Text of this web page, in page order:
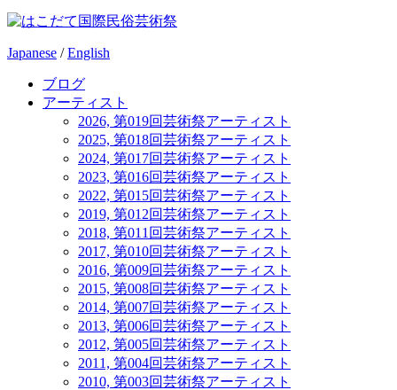
Japanese /English
ブログ
アーティスト
2026, 第019回芸術祭アーティスト
2025, 第018回芸術祭アーティスト
2024, 第017回芸術祭アーティスト
2023, 第016回芸術祭アーティスト
2022, 第015回芸術祭アーティスト
2019, 第012回芸術祭アーティスト
2018, 第011回芸術祭アーティスト
2017, 第010回芸術祭アーティスト
2016, 第009回芸術祭アーティスト
2015, 第008回芸術祭アーティスト
2014, 第007回芸術祭アーティスト
2013, 第006回芸術祭アーティスト
2012, 第005回芸術祭アーティスト
2011, 第004回芸術祭アーティスト
2010, 第003回芸術祭アーティスト